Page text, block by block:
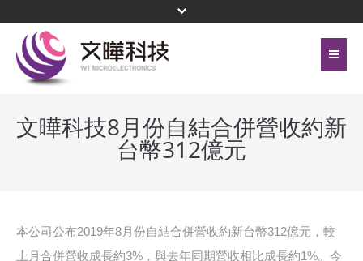
代理產品線
公司治理
聯絡我們
隱私權保護政策
頁尾選單
文曄科技8月份自結合併營收約新
台幣312億元
本公司公布2019年8月份自結合併營收約新台幣312億元，較
上月合併營收成長約3%，與去年同期營收相比成長約1%。今